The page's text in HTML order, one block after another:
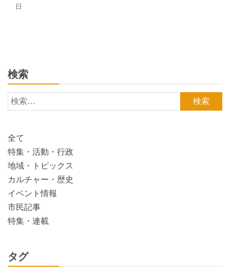
日
検索
検
索:
全て
特集・活動・行政
地域・トピックス
カルチャー・歴史
イベント情報
市民記事
特集・連載
タグ